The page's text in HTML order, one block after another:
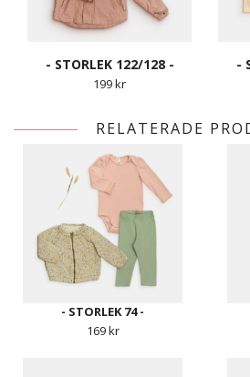
- STORLEK 122/128 -
199 kr
-
RELATERADE
- STORLEK 74 -
169 kr